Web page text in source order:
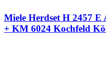
Miele Herdset H 2457
+ KM 6024 Kochfeld